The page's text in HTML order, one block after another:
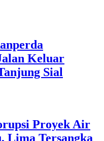
Keluar
Sial
Proyek Air
Lima Tersangka